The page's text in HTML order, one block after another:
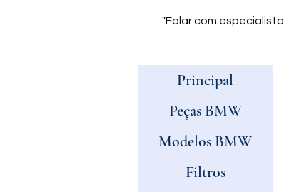
"Falar com especialista
Principal
Peças BMW
Modelos BMW
Filtros